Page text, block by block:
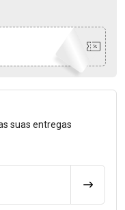
Frete
suas entregas